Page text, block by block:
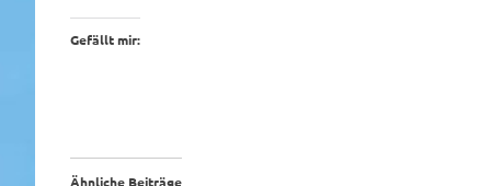
Gefällt mir:
Ähnliche Beiträge